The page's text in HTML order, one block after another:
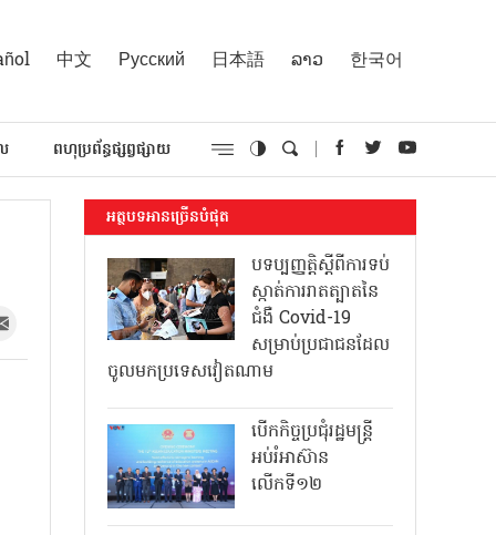
中文 Русский 日本語 ລາວ 한국어
ពហុប្រព័ន្ធផ្សព្វផ្សាយ
អត្ថបទអានច្រើនបំផុត
បទប្បញ្ញត្តិស្តីពីការទប់
ស្កាត់ការរាតត្បាតនៃ
ជំងឺ Covid-19
សម្រាប់ប្រជាជនដែល
ចូលមកប្រទេសវៀតណាម
បើកកិច្ចប្រជុំរដ្ឋមន្ត្រី
អប់រំអាស៊ាន
លើកទី១២